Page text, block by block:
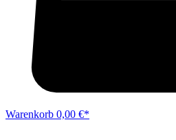
Warenkorb 0,00 €*